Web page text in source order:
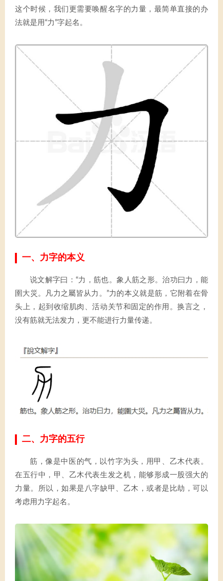
这个时候，我们更需要唤醒名字的力量，最简单直接的办
法就是用“力”字起名。
一、力字的本义
说文解字曰：“力，筋也。象人筋之形。治功曰力，能
圉大災。凡力之屬皆从力。”力的本义就是筋，它附着在骨
头上，起到收缩肌肉、活动关节和固定的作用。换言之，
没有筋就无法发力，更不能进行力量传递。
二、力字的五行
筋，像是中医的气，以竹字为头，用甲、乙木代表。
在五行中，甲、乙木代表生发之机，能够形成一股强大的
力量。所以，如果是八字缺甲、乙木，或者是比劫，可以
考虑用力字起名。